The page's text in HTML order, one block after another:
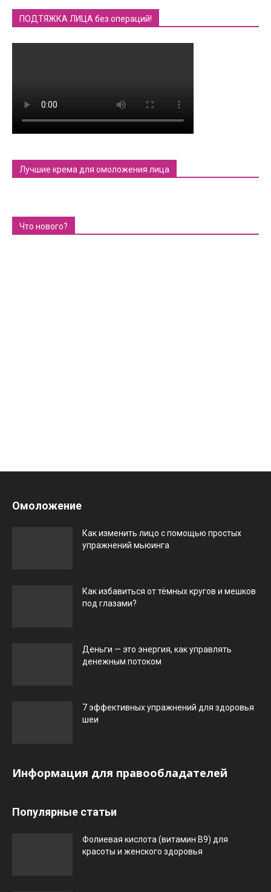
ПОДТЯЖКА ЛИЦА без операций!
Лучшие крема для омоложения лица
Что нового?
Омоложение
Как изменить лицо с помощью простых
упражнений мьюинга
Как избавиться от тёмных кругов и мешков
под глазами?
Деньги — это энергия, как управлять
денежным потоком
7 эффективных упражнений для здоровья
шеи
Информация для правообладателей
Популярные статьи
Фолиевая кислота (витамин В9) для
красоты и женского здоровья